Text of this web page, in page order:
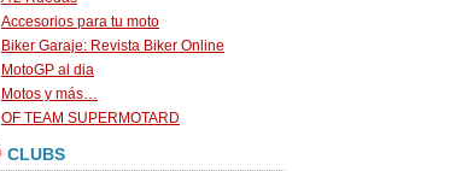
Accesorios para tu moto
Biker Garaje: Revista Biker Online
MotoGP al dia
Motos y más…
OF TEAM SUPERMOTARD
CLUBS